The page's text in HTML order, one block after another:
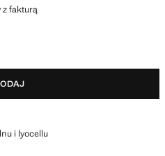
z fakturąZ FAKTURĄ
i lyocelluLNU I LYOCELLU